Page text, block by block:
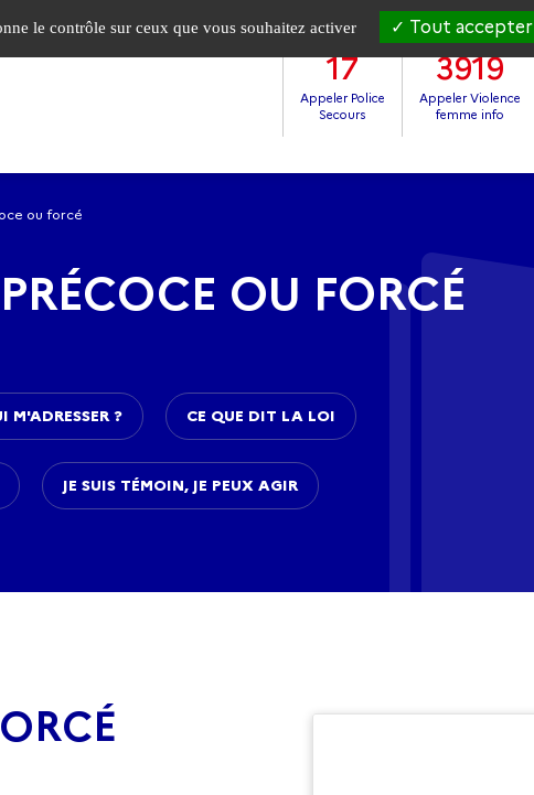
17
Appeler Police
Secours
3919
Appeler Violence
femme info
ou forcé
OU FORCÉ
M'ADRESSER ? CE QUE DIT LA LOI
JE SUIS TÉMOIN, JE PEUX AGIR
le contrôle sur ceux que vous souhaitez activer Tout accepter